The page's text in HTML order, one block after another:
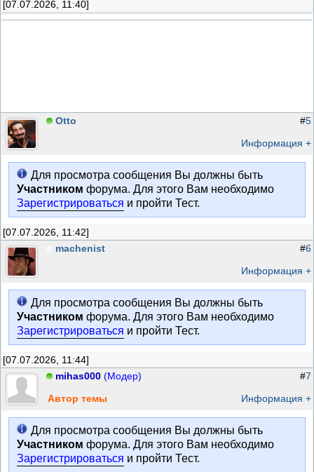
[07.07.2026, 11:40]
Otto #5
Информация +
Для просмотра сообщения Вы должны быть
Участником форума. Для этого Вам необходимо
Зарегистрироваться и пройти Тест.
[07.07.2026, 11:42]
machenist
#6
Информация +
Для просмотра сообщения Вы должны быть
Участником форума. Для этого Вам необходимо
Зарегистрироваться и пройти Тест.
[07.07.2026, 11:44]
mihas000 (Модер)
Автор темы
#7
Информация +
Для просмотра сообщения Вы должны быть
Участником форума. Для этого Вам необходимо
Зарегистрироваться и пройти Тест.